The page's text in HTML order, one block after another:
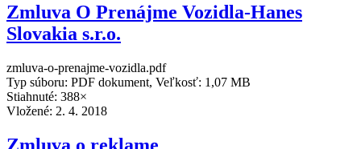
Zmluva O Prenájme Vozidla-Hanes
Slovakia s.r.o.
zmluva-o-prenajme-vozidla.pdf
Typ súboru: PDF dokument, Veľkosť: 1,07 MB
Stiahnuté: 388×
Vložené: 2. 4. 2018
Zmluva o reklame